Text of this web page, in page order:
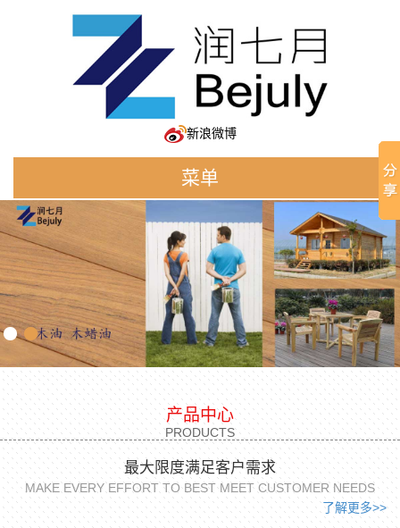
新浪微博
菜单
产品中心
PRODUCTS
最大限度满足客户需求
MAKE EVERY EFFORT TO BEST MEET CUSTOMER NEEDS
了解更多>>